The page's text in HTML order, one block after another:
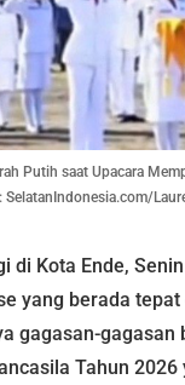
Putih saat Upacara
di Kota Ende,
yang berada
gagasan-
Tahun 2026